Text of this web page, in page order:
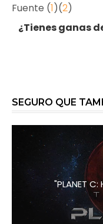
Fuente (1)(2)
¿Tienes ganas
SEGURO QUE
"PLANET